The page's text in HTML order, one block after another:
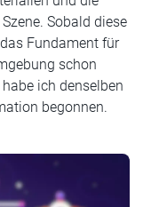
Sobald diese
Fundament für
schon
ich denselben
begonnen.